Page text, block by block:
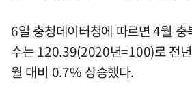
6일 충청데이터청에 따르면 4월 충
수는 120.39(2020년=100)로 전
월 대비 0.7% 상승했다.